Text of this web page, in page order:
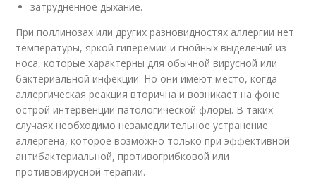
затрудненное дыхание.
При поллинозах или других разновидностях аллергии нет
температуры, яркой гиперемии и гнойных выделений из
носа, которые характерны для обычной вирусной или
бактериальной инфекции. Но они имеют место, когда
аллергическая реакция вторична и возникает на фоне
острой интервенции патологической флоры. В таких
случаях необходимо незамедлительное устранение
аллергена, которое возможно только при эффективной
антибактериальной, противогрибковой или
противовирусной терапии.